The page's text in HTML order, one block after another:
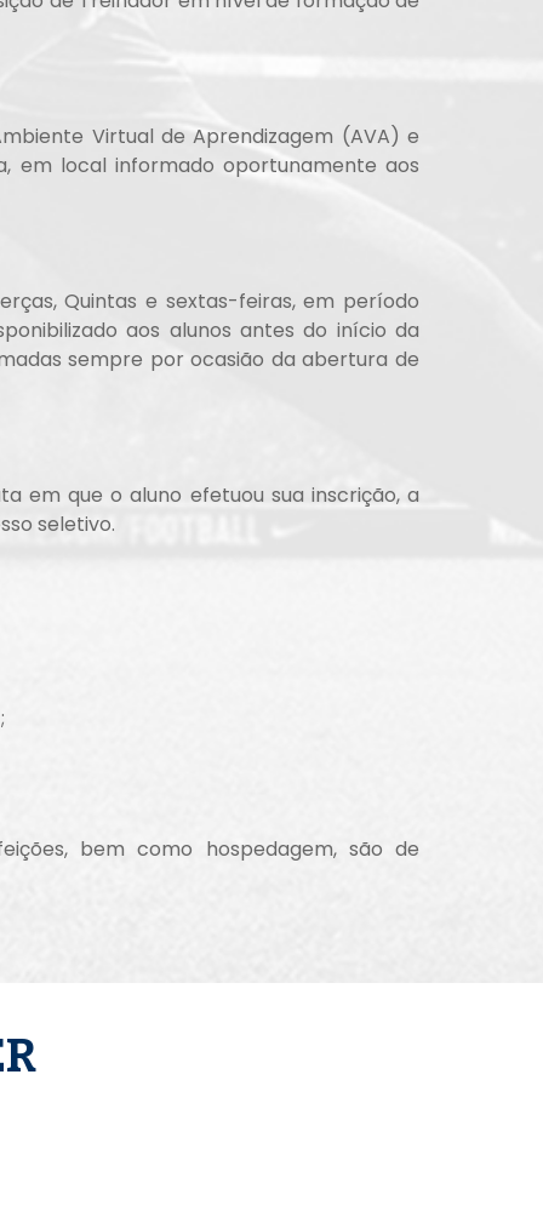
Virtual de Aprendizagem (AVA) e
em local informado oportunamente aos
Quintas e sextas-feiras, em período
aos alunos antes do início da
sempre por ocasião da abertura de
em que o aluno efetuou sua inscrição, a
seletivo.
bem como hospedagem, são de